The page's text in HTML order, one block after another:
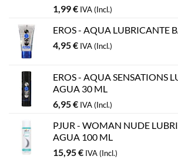
1,99€ IVA (Incl.)
EROS - AQUA LUBRICANTE
4,95€ IVA (Incl.)
EROS - AQUA SENSATIONS
AGUA 30 ML
6,95€ IVA (Incl.)
PJUR - WOMAN NUDE
AGUA 100 ML
15,95€ IVA (Incl.)